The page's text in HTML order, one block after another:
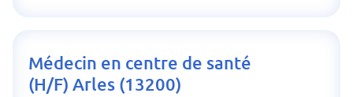
Médecin en centre de santé
(H/F) Arles (13200)